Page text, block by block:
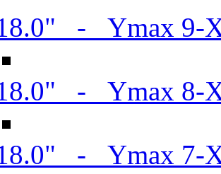
- Ymax 9-
- Ymax 8-
- Ymax 7-